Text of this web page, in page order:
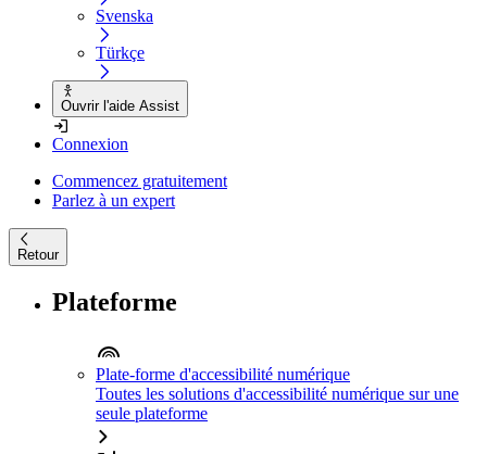
Svenska
Türkçe
Ouvrir l'aide Assist
Connexion
Commencez gratuitement
Parlez à un expert
Retour
Plateforme
Plate-forme d'accessibilité numérique
Toutes les solutions d'accessibilité numérique sur une
seule plateforme